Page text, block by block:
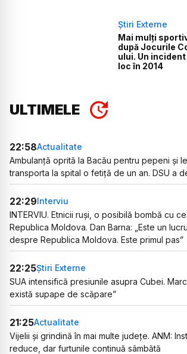
Știri Externe
Mai mulți
după Jocurile
ului. Un
loc în 2014
ULTIMELE
22:58Actualitate
Ambulanță oprită la Bacău pentru pepeni și
transporta la spital o fetiță de un an. DSU a
22:29Interviu
INTERVIU. Etnicii ruși, o posibilă bombă cu
Republica Moldova. Dan Barna: „Este un
despre Republica Moldova. Este primul pas”
22:25Știri Externe
SUA intensifică presiunile asupra Cubei.
există supape de scăpare”
21:25Actualitate
Vijelii și grindină în mai multe județe. ANM:
reduce, dar furtunile continuă sâmbătă